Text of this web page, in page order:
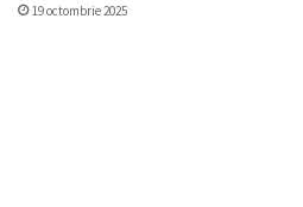
19 octombrie 2025